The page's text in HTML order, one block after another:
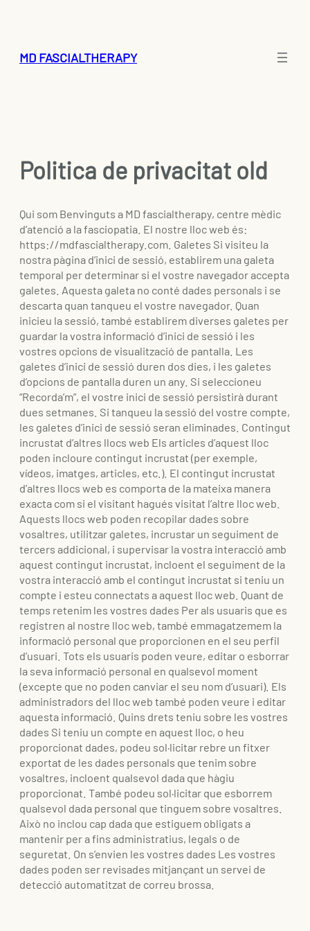
MD FASCIALTHERAPY
Politica de privacitat old
Qui som Benvinguts a MD fascialtherapy, centre mèdic
d’atenció a la fasciopatia. El nostre lloc web és:
https://mdfascialtherapy.com. Galetes Si visiteu la
nostra pàgina d’inici de sessió, establirem una galeta
temporal per determinar si el vostre navegador accepta
galetes. Aquesta galeta no conté dades personals i se
descarta quan tanqueu el vostre navegador. Quan
inicieu la sessió, també establirem diverses galetes per
guardar la vostra informació d’inici de sessió i les
vostres opcions de visualització de pantalla. Les
galetes d’inici de sessió duren dos dies, i les galetes
d’opcions de pantalla duren un any. Si seleccioneu
“Recorda’m”, el vostre inici de sessió persistirà durant
dues setmanes. Si tanqueu la sessió del vostre compte,
les galetes d’inici de sessió seran eliminades. Contingut
incrustat d’altres llocs web Els articles d’aquest lloc
poden incloure contingut incrustat (per exemple,
vídeos, imatges, articles, etc.). El contingut incrustat
d’altres llocs web es comporta de la mateixa manera
exacta com si el visitant hagués visitat l’altre lloc web.
Aquests llocs web poden recopilar dades sobre
vosaltres, utilitzar galetes, incrustar un seguiment de
tercers addicional, i supervisar la vostra interacció amb
aquest contingut incrustat, incloent el seguiment de la
vostra interacció amb el contingut incrustat si teniu un
compte i esteu connectats a aquest lloc web. Quant de
temps retenim les vostres dades Per als usuaris que es
registren al nostre lloc web, també emmagatzemem la
informació personal que proporcionen en el seu perfil
d’usuari. Tots els usuaris poden veure, editar o esborrar
la seva informació personal en qualsevol moment
(excepte que no poden canviar el seu nom d’usuari). Els
administradors del lloc web també poden veure i editar
aquesta informació. Quins drets teniu sobre les vostres
dades Si teniu un compte en aquest lloc, o heu
proporcionat dades, podeu sol·licitar rebre un fitxer
exportat de les dades personals que tenim sobre
vosaltres, incloent qualsevol dada que hàgiu
proporcionat. També podeu sol·licitar que esborrem
qualsevol dada personal que tinguem sobre vosaltres.
Això no inclou cap dada que estiguem obligats a
mantenir per a fins administratius, legals o de
seguretat. On s’envien les vostres dades Les vostres
dades poden ser revisades mitjançant un servei de
detecció automatitzat de correu brossa.